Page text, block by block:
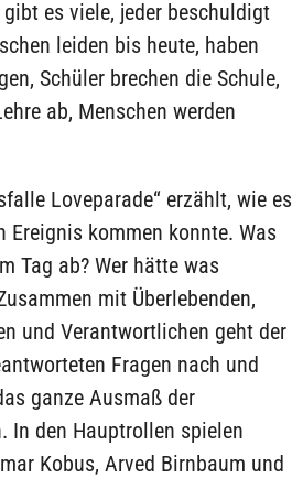
es viele, jeder beschuldigt
leiden bis heute, haben
Schüler brechen die Schule,
ab, Menschen werden
Loveparade“ erzählt, wie es
Ereignis kommen konnte. Was
Tag ab? Wer hätte was
mit Überlebenden,
und Verantwortlichen geht der
Fragen nach und
ganze Ausmaß der
In den Hauptrollen spielen
Kobus, Arved Birnbaum und